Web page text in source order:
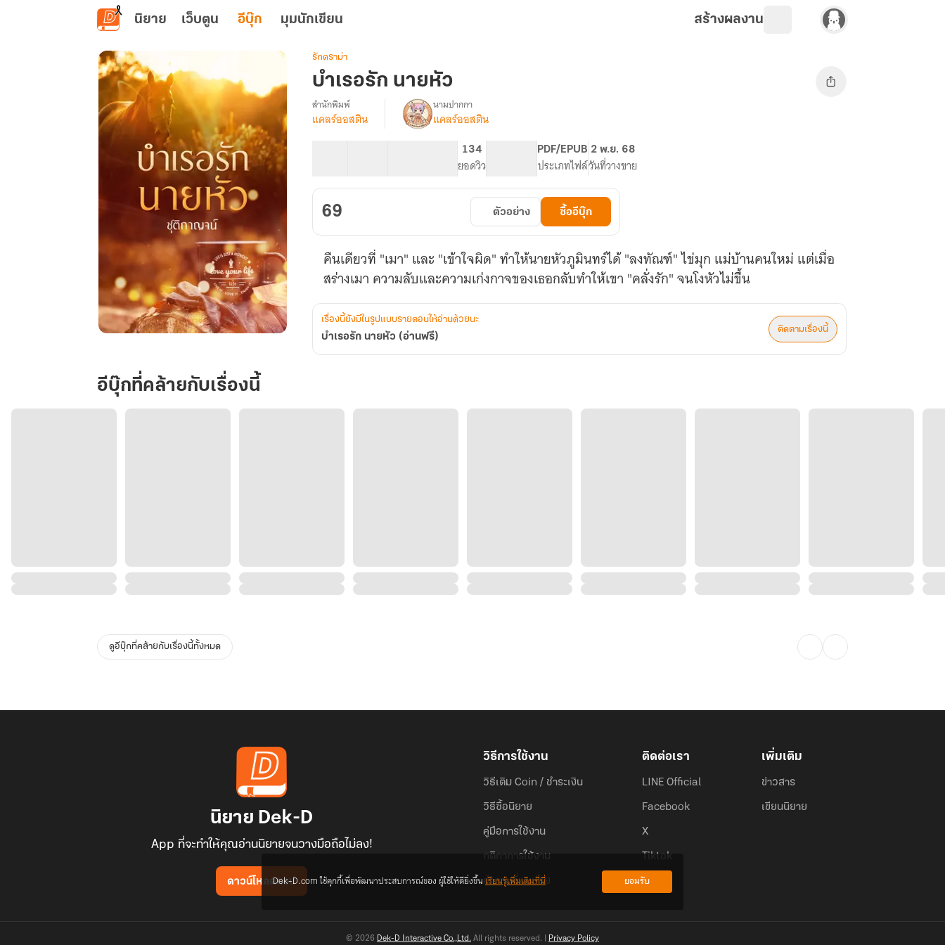
ข้ามไปยังเนื้อหาหลัก
นิยาย เว็บตูน อีบุ๊ก มุมนักเขียน สร้างผลงาน
นาย
หัว
รักดราม่า
บำเรอรัก นายหัว
เรื่อง
(อ่าน
ฟรี)
สำนักพิมพ์
แคลร์ออสติน
นามปากกา
แคลร์ออสติน
134
ยอดวิว
PDF/EPUB
ประเภทไฟล์
2 พ.ย. 68
วันที่วางขาย
69 ตัวอย่าง ซื้ออีบุ๊ก
คืนเดียวที่ "เมา" และ "เข้าใจผิด" ทำให้นายหัวภูมินทร์ได้ "ลงทัณฑ์" ไข่มุก แม่บ้านคนใหม่ แต่เมื่อ
สร่างเมา ความลับและความเก่งกาจของเธอกลับทำให้เขา "คลั่งรัก" จนโงหัวไม่ขึ้น
เรื่องนี้ยังมีในรูปแบบรายตอนให้อ่านด้วยนะ
บำเรอรัก นายหัว (อ่านฟรี)
ติดตามเรื่องนี้
อีบุ๊กที่คล้ายกับเรื่องนี้
ดูอีบุ๊กที่คล้ายกับเรื่องนี้ทั้งหมด
นิยาย Dek-D
App ที่จะทำให้คุณอ่านนิยายจนวางมือถือไม่ลง!
ดาวน์โหลดแอป
วิธีการใช้งาน
วิธีเติม Coin / ชำระเงิน
วิธีซื้อนิยาย
คู่มือการใช้งาน
กติกาการใช้งาน
คำถามที่พบบ่อย
ติดต่อเรา
LINE Official
Facebook
X
Tiktok
เพิ่มเติม
ข่าวสาร
เขียนนิยาย
© 2026 Dek-D Interactive Co.,Ltd. All rights reserved. | Privacy Policy
Dek-D.com ใช้คุกกี้เพื่อพัฒนาประสบการณ์ของ ผู้ใช้ให้ดียิ่งขึ้นเรียนรู้เพิ่มเติมที่นี่ ยอมรับ